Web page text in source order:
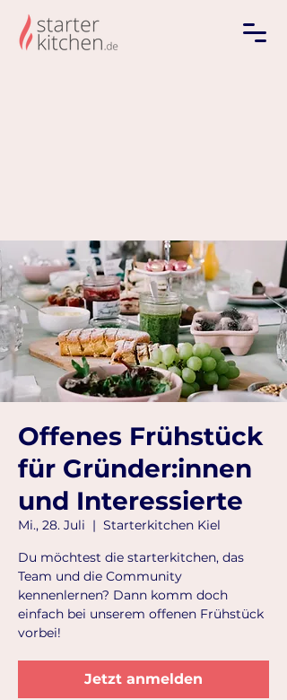
Offenes Frühstück
für Gründer:innen
und Interessierte
Mi., 28. Juli
  |
Starterkitchen Kiel
Du möchtest die starterkitchen, das
Team und die Community
kennenlernen? Dann komm doch
einfach bei unserem offenen Frühstück
vorbei!
Jetzt anmelden